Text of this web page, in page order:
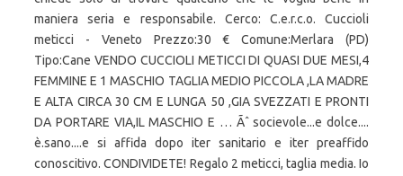
maniera seria e responsabile. Cerco: C.e.r.c.o. Cuccioli
meticci - Veneto Prezzo:30 € Comune:Merlara (PD)
Tipo:Cane VENDO CUCCIOLI METICCI DI QUASI DUE MESI,4
FEMMINE E 1 MASCHIO TAGLIA MEDIO PICCOLA ,LA MADRE
E ALTA CIRCA 30 CM E LUNGA 50 ,GIA SVEZZATI E PRONTI
DA PORTARE VIA,IL MASCHIO E … Ãˆ socievole...e dolce....
è.sano....e si affida dopo iter sanitario e iter preaffido
conoscitivo. CONDIVIDETE! Regalo 2 meticci, taglia media. Io